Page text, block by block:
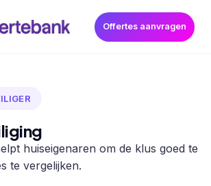
Offertes aanvragen
huiseigenaren om de klus goed te
te vergelijken.